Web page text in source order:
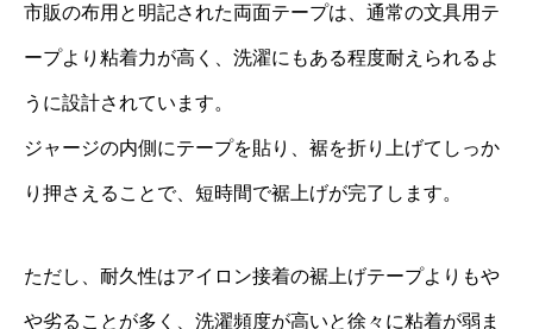
市販の布用と明記された両面テープは、通常の文具用テ
ープより粘着力が高く、洗濯にもある程度耐えられるよ
うに設計されています。
ジャージの内側にテープを貼り、裾を折り上げてしっか
り押さえることで、短時間で裾上げが完了します。
ただし、耐久性はアイロン接着の裾上げテープよりもや
や劣ることが多く、洗濯頻度が高いと徐々に粘着が弱ま